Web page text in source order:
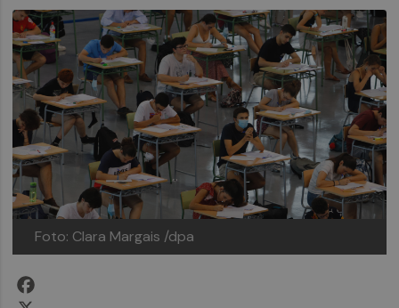
Foto: Clara Margais /dpa